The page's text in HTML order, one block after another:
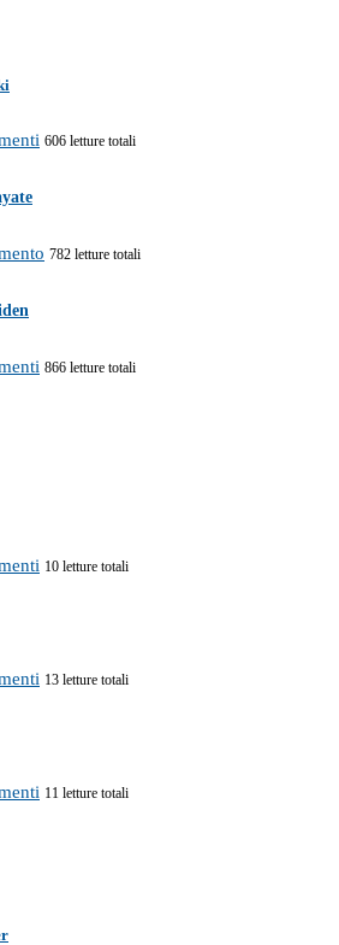
606 letture totali
782 letture totali
866 letture totali
10 letture totali
13 letture totali
11 letture totali